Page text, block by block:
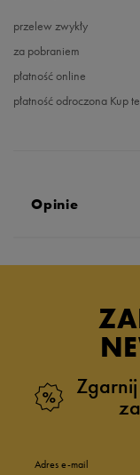
przelew zwykły
za pobraniem
płatność online
płatność odroczona Kup
Opinie
Adres e-mail